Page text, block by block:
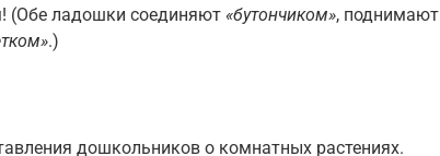
(Обе ладошки соединяют «бутончиком», поднимают
.)
дошкольников о комнатных растениях.